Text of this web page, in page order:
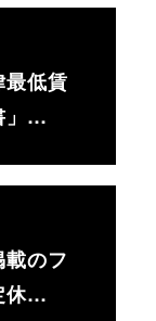
最低賃
」…
のフ
休…